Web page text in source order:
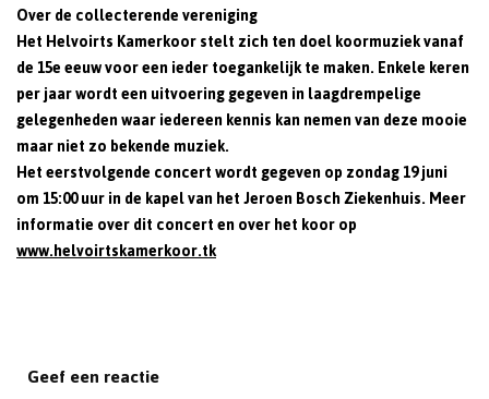
Over de collecterende vereniging
Het Helvoirts Kamerkoor stelt zich ten doel koormuziek vanaf
de 15e eeuw voor een ieder toegankelijk te maken. Enkele keren
per jaar wordt een uitvoering gegeven in laagdrempelige
gelegenheden waar iedereen kennis kan nemen van deze mooie
maar niet zo bekende muziek.
Het eerstvolgende concert wordt gegeven opzondag 19 juni
om 15:00 uur in de kapel van het Jeroen Bosch Ziekenhuis.Meer
informatie over dit concert en over het koor op
www.helvoirtskamerkoor.tk
Geef een reactie